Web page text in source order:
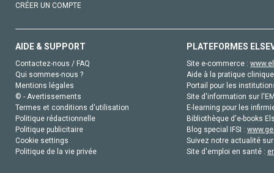
CRÉER UN COMPTE
AIDE & SUPPORT
Contactez-nous / FAQ
Qui sommes-nous ?
Mentions légales
© - Avertissements
Termes et conditions d'utilisation
Politique rédactionnelle
Politique publicitaire
Cookie settings
Politique de la vie privée
PLATEFORMES
Site e-commerce :
Aide à la pratique
Portail pour les
Site d'information sur
E-learning pour les
Bibliothèque d'e-books
Blog special IFSI :
Suivez notre actualité
Site d'emploi en santé :